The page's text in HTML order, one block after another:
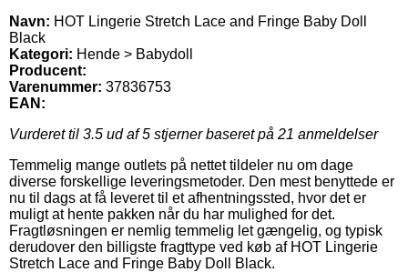
Navn: HOT Lingerie Stretch Lace and Fringe Baby Doll
Black
Kategori: Hende > Babydoll
Producent:
Varenummer: 37836753
EAN:
Vurderet til 3.5 ud af 5 stjerner baseret på 21 anmeldelser
Temmelig mange outlets på nettet tildeler nu om dage
diverse forskellige leveringsmetoder. Den mest benyttede er
nu til dags at få leveret til et afhentningssted, hvor det er
muligt at hente pakken når du har mulighed for det.
Fragtløsningen er nemlig temmelig let gængelig, og typisk
derudover den billigste fragttype ved køb af HOT Lingerie
Stretch Lace and Fringe Baby Doll Black.